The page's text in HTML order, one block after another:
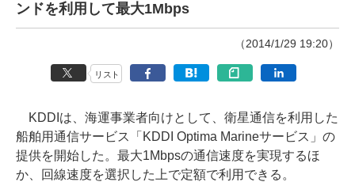
ンドを利用して最大1Mbps
（2014/1/29 19:20）
リスト
KDDIは、海運事業者向けとして、衛星通信を利用した
船舶用通信サービス「KDDI Optima Marineサービス」の
提供を開始した。最大1Mbpsの通信速度を実現するほ
か、回線速度を選択した上で定額で利用できる。